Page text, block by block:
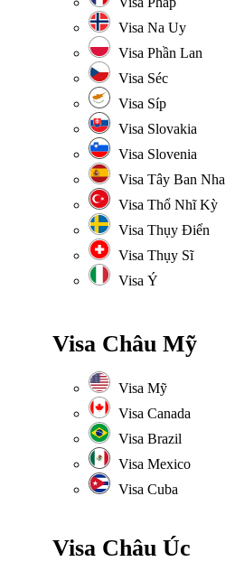
Visa Na Uy
Visa Phần Lan
Visa Séc
Visa Síp
Visa Slovakia
Visa Slovenia
Visa Tây Ban Nha
Visa Thổ Nhĩ Kỳ
Visa Thụy Điển
Visa Thụy Sĩ
Visa Ý
Visa Châu Mỹ
Visa Mỹ
Visa Canada
Visa Brazil
Visa Mexico
Visa Cuba
Visa Châu Úc